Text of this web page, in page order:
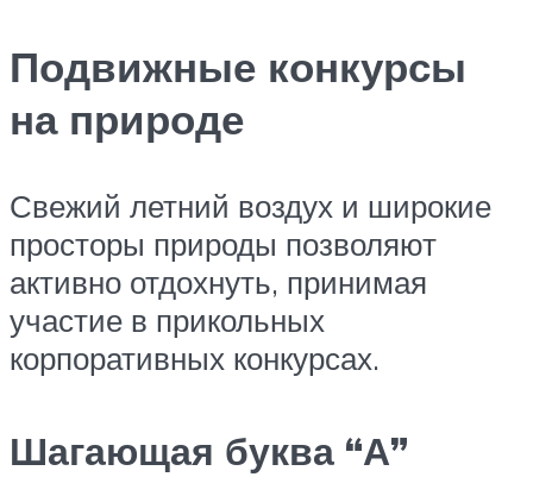
Подвижные конкурсы
на природе
Свежий летний воздух и широкие
просторы природы позволяют
активно отдохнуть, принимая
участие в прикольных
корпоративных конкурсах.
Шагающая буква “А”